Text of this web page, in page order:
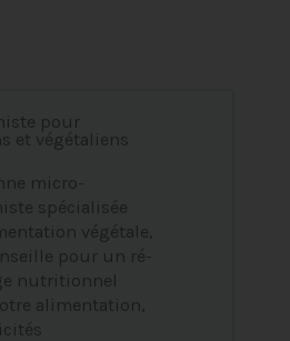
pour
et végétaliens
micro-
spécialisée
végétale,
pour un ré-
nutritionnel
alimentation,